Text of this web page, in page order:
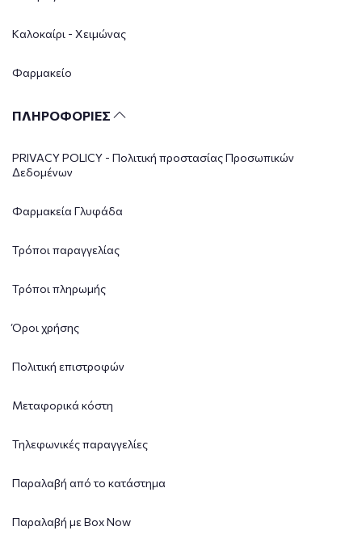
Καλοκαίρι - Χειμώνας
Φαρμακείο
ΠΛΗΡΟΦΟΡΙΕΣ
PRIVACY POLICY - Πολιτική προστασίας Προσωπικών
Δεδομένων
Φαρμακεία Γλυφάδα
Τρόποι παραγγελίας
Τρόποι πληρωμής
Όροι χρήσης
Πολιτική επιστροφών
Μεταφορικά κόστη
Τηλεφωνικές παραγγελίες
Παραλαβή από το κατάστημα
Παραλαβή με Box Now